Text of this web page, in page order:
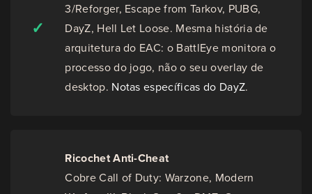
✓
3/Reforger, Escape from Tarkov, PUBG,
DayZ, Hell Let Loose. Mesma história de
arquitetura do EAC: o BattlEye monitora o
processo do jogo, não o seu overlay de
desktop. Notas específicas do DayZ.
Ricochet Anti-Cheat
Cobre Call of Duty: Warzone, Modern